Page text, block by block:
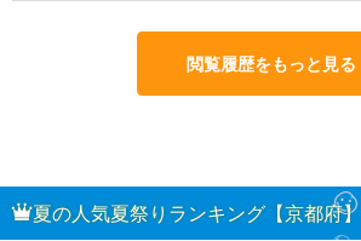
閲覧履歴をもっと見る
夏の人気夏祭りランキング【京都府】